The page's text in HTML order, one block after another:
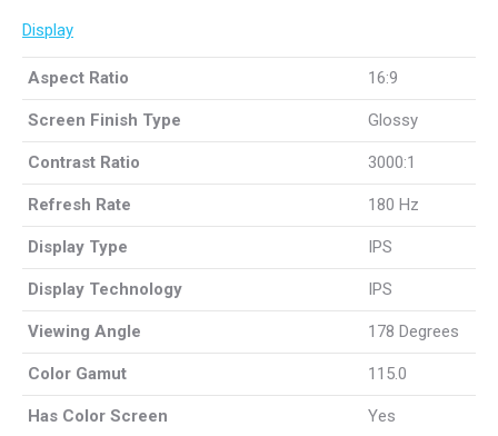
Display
Aspect Ratio 16:9
Screen Finish Type Glossy
Contrast Ratio 3000:1
Refresh Rate 180 Hz
Display Type IPS
Display Technology IPS
Viewing Angle 178 Degrees
Color Gamut 115.0
Has Color Screen Yes